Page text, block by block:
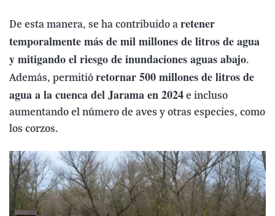
De esta manera, se ha contribuido a retener
temporalmente más de mil millones de litros de agua
y mitigando el riesgo de inundaciones aguas abajo.
Además, permitió retornar 500 millones de litros de
agua a la cuenca del Jarama en 2024 e incluso
aumentando el número de aves y otras especies, como
los corzos.